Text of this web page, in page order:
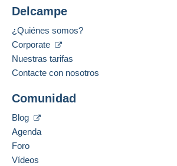
Para acceder a la información
Métodos de pago:
Idioma hablado:
Alemán
Dirección profesional:
HEIDEND 11
D-41366
Añadir ese vendedor a los favoritos
Delcampe
¿Quiénes somos?
Corporate
Nuestras tarifas
Contacte con nosotros
Comunidad
Blog
Agenda
Foro
Vídeos